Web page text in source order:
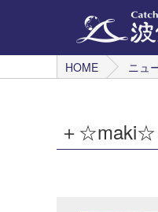
HOME
ニュ
＋☆maki☆